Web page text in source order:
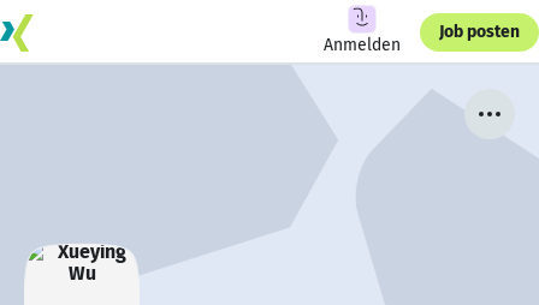
Anmelden
Job posten